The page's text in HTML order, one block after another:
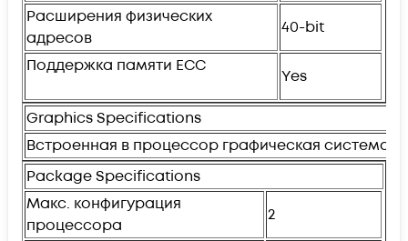
Расширения физических
адресов
40-bit
Поддержка памяти ECC
Yes
Graphics Specifications
Встроенная в процессор графическая система
Package Specifications
Макс. конфигурация
процессора
2